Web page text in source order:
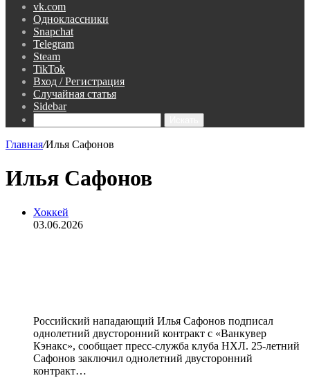
vk.com
Одноклассники
Snapchat
Telegram
Steam
TikTok
Вход / Регистрация
Случайная статья
Sidebar
Главная/Илья Сафонов
Илья Сафонов
Хоккей
03.06.2026
Российский нападающий Илья Сафонов подписал
однолетний двусторонний контракт с «Ванкувер
Кэнакс», сообщает пресс‑служба клуба НХЛ. 25‑летний
Сафонов заключил однолетний двусторонний
контракт…